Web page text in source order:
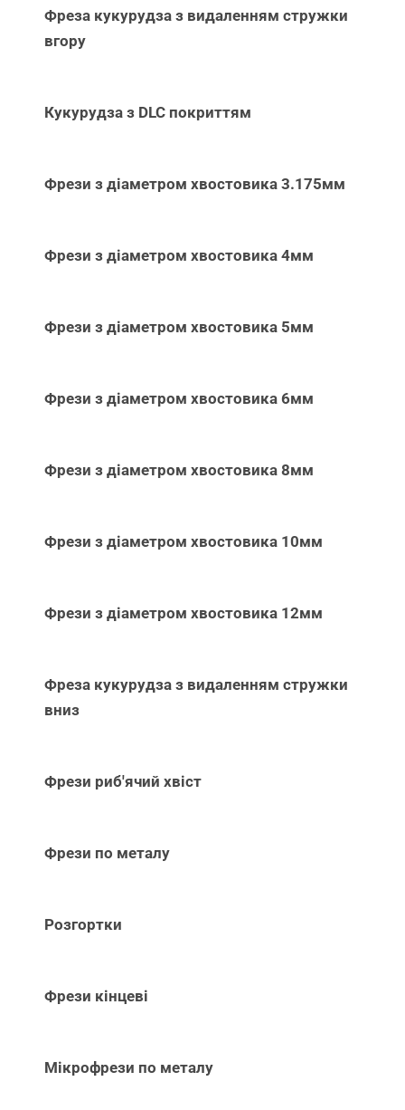
Фреза кукурудза з видаленням стружки
вгору
Кукурудза з DLC покриттям
Фрези з діаметром хвостовика 3.175мм
Фрези з діаметром хвостовика 4мм
Фрези з діаметром хвостовика 5мм
Фрези з діаметром хвостовика 6мм
Фрези з діаметром хвостовика 8мм
Фрези з діаметром хвостовика 10мм
Фрези з діаметром хвостовика 12мм
Фреза кукурудза з видаленням стружки
вниз
Фрези риб'ячий хвіст
Фрези по металу
Розгортки
Фрези кінцеві
Мікрофрези по металу